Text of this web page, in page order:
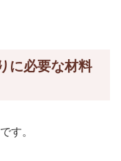
に必要な材料
す。